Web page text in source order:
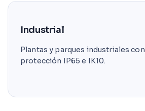
Industrial
Plantas y parques industriales con
protección IP65 e IK10.